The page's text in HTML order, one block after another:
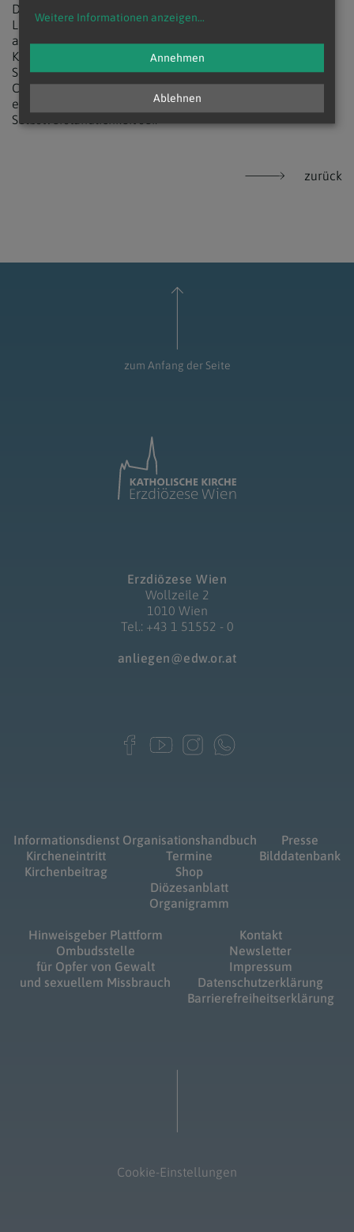
Die "Lichtspur der Kirche" ist seit über 2000 Jahren am
Leuchten. Auch heute ist die Kirche in Österreich noch
aktiv. Sie ist in den Pfarreien, durch Religionslehrkräfte,
Klöster, Stifte und Ordensgemeinschaften, Privatschulen,
Spitäler, Heime, Pflegeeinrichtungen und das Wirken der
Caritas tätig. Grünwidl hob schließlich auch das das
enorme ehrenamtliche Engagement hervor, das keine
Selbstverständlichkeit sei.
zurück
zum Anfang der Seite
Erzdiözese Wien
Wollzeile 2
1010 Wien
Tel.: +43 1 51552 - 0
anliegen@edw.or.at
Informationsdienst
Kircheneintritt
Kirchenbeitrag
Organisationshandbuch
Termine
Shop
Diözesanblatt
Organigramm
Presse
Bilddatenbank
Hinweisgeber Plattform
Ombudsstelle
für Opfer von Gewalt
und sexuellem Missbrauch
Kontakt
Newsletter
Impressum
Datenschutzerklärung
Barrierefreiheitserklärung
Cookie-Einstellungen
Weitere Informationen anzeigen...
Ablehnen
Annehmen